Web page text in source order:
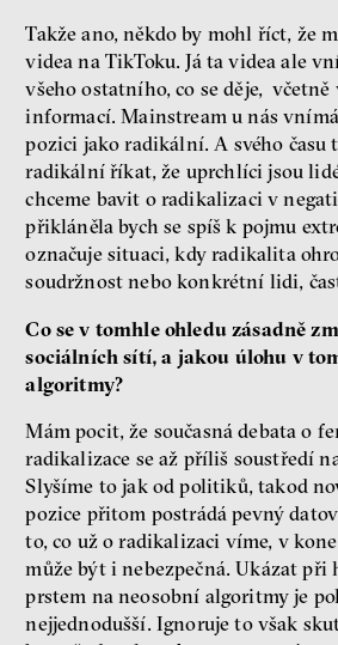
Takže ano, někdo by mohl říct, že
videa na TikToku. Já ta videa ale
všeho ostatního, co se děje, včetně
informací. Mainstream u nás
pozici jako radikální. A svého času
radikální říkat, že uprchlíci jsou
chceme bavit o radikalizaci v
přikláněla bych se spíš k pojmu
označuje situaci, kdy radikalita
soudržnost nebo konkrétní lidi,
Co se v tomhle ohledu zásadně
sociálních sítí, a jakou úlohu v
algoritmy?
Mám pocit, že současná debata o
radikalizace se až příliš soustředí
Slyšíme to jak od politiků, takod
pozice přitom postrádá pevný
to, co už o radikalizaci víme, v
může být i nebezpečná. Ukázat
prstem na neosobní algoritmy je
nejjednodušší. Ignoruje to však